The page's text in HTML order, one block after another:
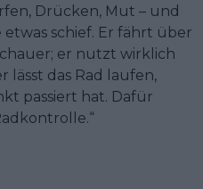
Drücken, Mut – und
schief. Er fährt über
er nutzt wirklich
lässt das Rad laufen,
passiert hat. Dafür